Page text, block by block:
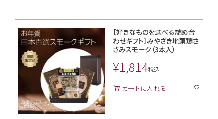
【好きなものを選べる詰め合
わせギフト】みやざき地頭鶏さ
さみスモーク（3本入）
¥1,814税込
カートに入れる